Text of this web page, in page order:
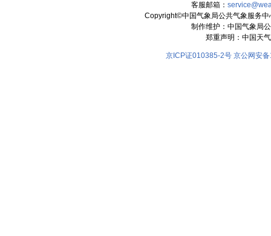
客服邮箱：
Copyright©中国气象局公共气象服务
制作维护：中国气象局
郑重声明：中国天
京ICP证010385-2号 京公网安